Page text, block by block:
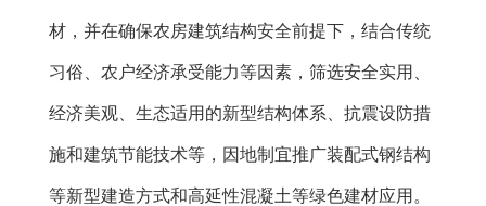
材，并在确保农房建筑结构安全前提下，结合传统
习俗、农户经济承受能力等因素，筛选安全实用、
经济美观、生态适用的新型结构体系、抗震设防措
施和建筑节能技术等，因地制宜推广装配式钢结构
等新型建造方式和高延性混凝土等绿色建材应用。